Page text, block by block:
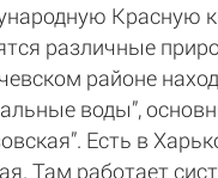
Красную
различные
районе
воды”,
Есть в
Там работает